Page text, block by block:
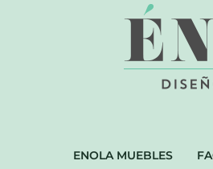
ENOLA MUEBLES